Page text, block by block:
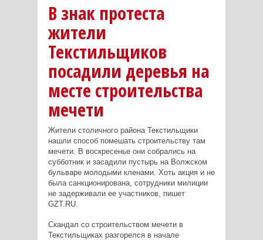
В знак протеста
жители
Текстильщиков
посадили деревья на
месте строительства
мечети
Жители столичного района Текстильщики
нашли способ помешать строительству там
мечети. В воскресенье они собрались на
субботник и засадили пустырь на Волжском
бульваре молодыми кленами. Хоть акция и не
была санкционирована, сотрудники милиции
не задерживали ее участников, пишет
GZT.RU.
Скандал со строительством мечети в
Текстильщиках разгорелся в начале